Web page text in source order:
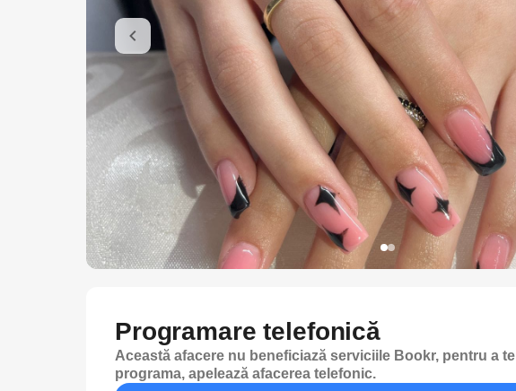
Programare telefonică
Această afacere nu beneficiază serviciile Bookr, pentru a te
programa, apelează afacerea telefonic.